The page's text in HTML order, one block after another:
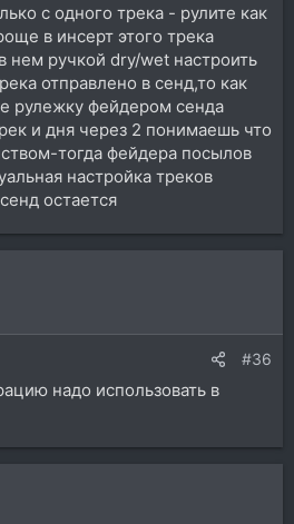
с одного трека - рулите как
в инсерт этого трека
нем ручкой dry/wet настроить
отправлено в сенд,то как
рулежку фейдером сенда
и дня через 2 понимаешь что
тогда фейдера посылов
настройка треков
остается
#36
надо использовать в